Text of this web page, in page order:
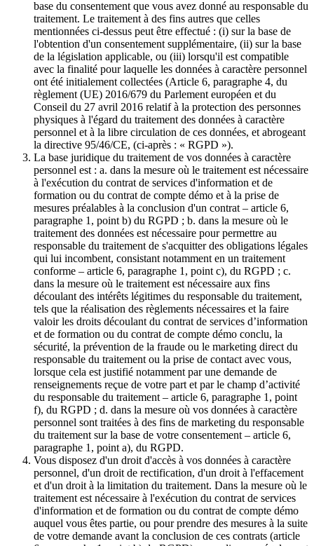
base du consentement que vous avez donné au responsable du
traitement. Le traitement à des fins autres que celles
mentionnées ci-dessus peut être effectué : (i) sur la base de
l'obtention d'un consentement supplémentaire, (ii) sur la base
de la législation applicable, ou (iii) lorsqu'il est compatible
avec la finalité pour laquelle les données à caractère personnel
ont été initialement collectées (Article 6, paragraphe 4, du
règlement (UE) 2016/679 du Parlement européen et du
Conseil du 27 avril 2016 relatif à la protection des personnes
physiques à l'égard du traitement des données à caractère
personnel et à la libre circulation de ces données, et abrogeant
la directive 95/46/CE, (ci-après : « RGPD »).
La base juridique du traitement de vos données à caractère
personnel est : a. dans la mesure où le traitement est nécessaire
à l'exécution du contrat de services d'information et de
formation ou du contrat de compte démo et à la prise de
mesures préalables à la conclusion d'un contrat – article 6,
paragraphe 1, point b) du RGPD ; b. dans la mesure où le
traitement des données est nécessaire pour permettre au
responsable du traitement de s'acquitter des obligations légales
qui lui incombent, consistant notamment en un traitement
conforme – article 6, paragraphe 1, point c), du RGPD ; c.
dans la mesure où le traitement est nécessaire aux fins
découlant des intérêts légitimes du responsable du traitement,
tels que la réalisation des règlements nécessaires et la faire
valoir les droits découlant du contrat de services d’information
et de formation ou du contrat de compte démo conclu, la
sécurité, la prévention de la fraude ou le marketing direct du
responsable du traitement ou la prise de contact avec vous,
lorsque cela est justifié notamment par une demande de
renseignements reçue de votre part et par le champ d’activité
du responsable du traitement – article 6, paragraphe 1, point
f), du RGPD ; d. dans la mesure où vos données à caractère
personnel sont traitées à des fins de marketing du responsable
du traitement sur la base de votre consentement – article 6,
paragraphe 1, point a), du RGPD.
Vous disposez d'un droit d'accès à vos données à caractère
personnel, d'un droit de rectification, d'un droit à l'effacement
et d'un droit à la limitation du traitement. Dans la mesure où le
traitement est nécessaire à l'exécution du contrat de services
d'information et de formation ou du contrat de compte démo
auquel vous êtes partie, ou pour prendre des mesures à la suite
de votre demande avant la conclusion de ces contrats (article